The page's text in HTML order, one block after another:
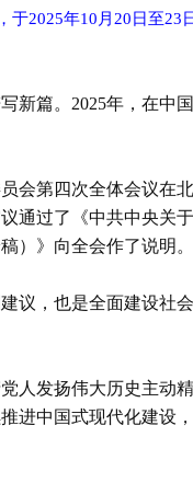
2025年10月20日至23
新篇。2025年，在中
会第四次全体会议在
通过了《中共中央关
）》向全会作了说明。
议，也是全面建设社
人发扬伟大历史主动
进中国式现代化建设